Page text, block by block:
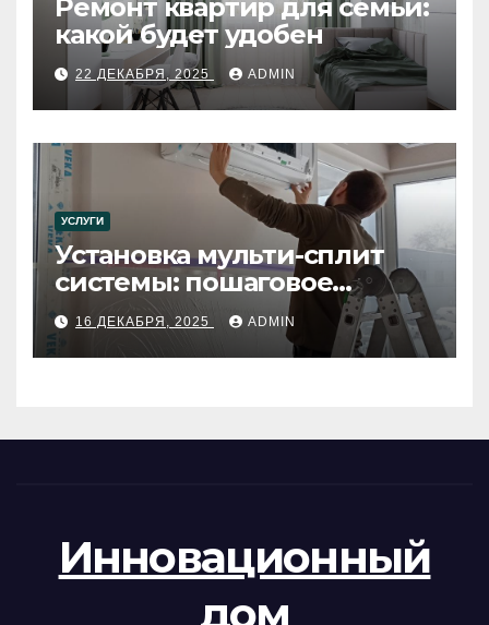
Ремонт квартир для семьи:
какой будет удобен
22 ДЕКАБРЯ, 2025 ADMIN
УСЛУГИ
Установка мульти-сплит
системы: пошаговое
руководство
16 ДЕКАБРЯ, 2025 ADMIN
Инновационный
дом